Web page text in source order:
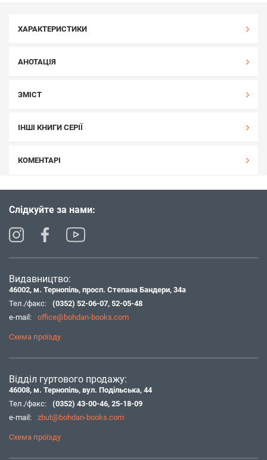
ХАРАКТЕРИСТИКИ
АНОТАЦІЯ
ЗМІСТ
ІНШІ КНИГИ СЕРІЇ
КОМЕНТАРІ
Слідкуйте за нами:
Видавництво:
46002, м. Тернопіль, просп. Степана Бандери, 34а
Тел./факс:
(0352) 52-06-07, 52-05-48
e-mail:
office@bohdan-books.com
Схема проїзду
Відділ гуртового продажу:
46008, м. Тернопіль, вул. Подільська, 44
Тел./факс:
(0352) 43-00-46, 25-18-09
e-mail:
zbut@bohdan-books.com
Схема проїзду